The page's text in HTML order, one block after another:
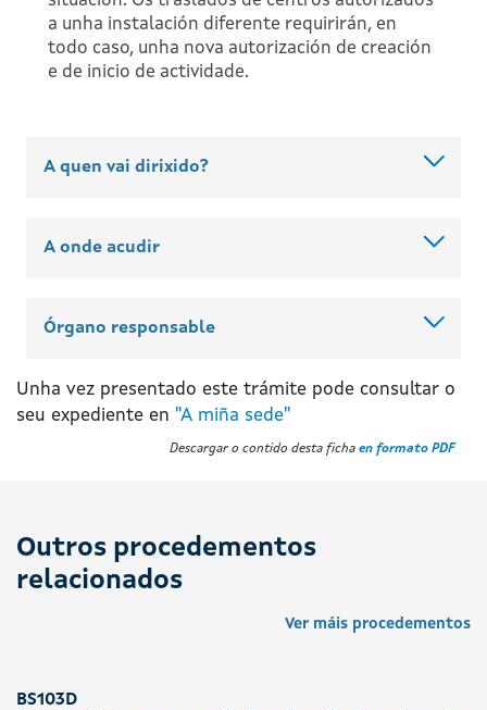
a unha instalación diferente requirirán, en
todo caso, unha nova autorización de creación
e de inicio de actividade.
A quen vai dirixido?
A onde acudir
Órgano responsable
Unha vez presentado este trámite pode consultar o
seu expediente en "A miña sede"
Descargar o contido desta ficha en formato PDF
Outros procedementos
relacionados
Ver máis procedementos
BS103D